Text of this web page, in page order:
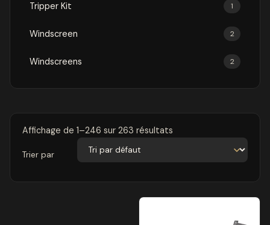
Tripper Kit 1
Windscreen 2
Windscreens 2
Affichage de 1–246 sur 263 résultats
Trier par